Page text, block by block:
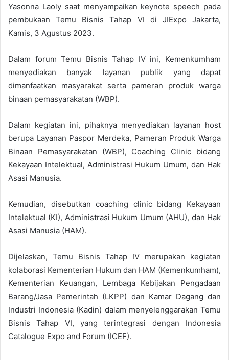
Yasonna Laoly saat menyampaikan keynote speech pada
pembukaan Temu Bisnis Tahap VI di JIExpo Jakarta,
Kamis, 3 Agustus 2023.
Dalam forum Temu Bisnis Tahap IV ini, Kemenkumham
menyediakan banyak layanan publik yang dapat
dimanfaatkan masyarakat serta pameran produk warga
binaan pemasyarakatan (WBP).
Dalam kegiatan ini, pihaknya menyediakan layanan host
berupa Layanan Paspor Merdeka, Pameran Produk Warga
Binaan Pemasyarakatan (WBP), Coaching Clinic bidang
Kekayaan Intelektual, Administrasi Hukum Umum, dan Hak
Asasi Manusia.
Kemudian, disebutkan coaching clinic bidang Kekayaan
Intelektual (KI), Administrasi Hukum Umum (AHU), dan Hak
Asasi Manusia (HAM).
Dijelaskan, Temu Bisnis Tahap IV merupakan kegiatan
kolaborasi Kementerian Hukum dan HAM (Kemenkumham),
Kementerian Keuangan, Lembaga Kebijakan Pengadaan
Barang/Jasa Pemerintah (LKPP) dan Kamar Dagang dan
Industri Indonesia (Kadin) dalam menyelenggarakan Temu
Bisnis Tahap VI, yang terintegrasi dengan Indonesia
Catalogue Expo and Forum (ICEF).